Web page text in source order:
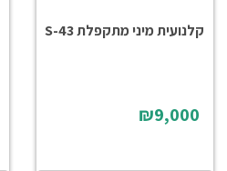
קלנועית מיני מתקפלת S-43
₪9,000